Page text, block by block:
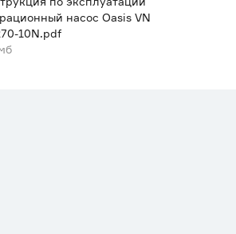
давление (Бар)
температура воды (градус Цельсия)
насос Oasis VN
10N.pdf